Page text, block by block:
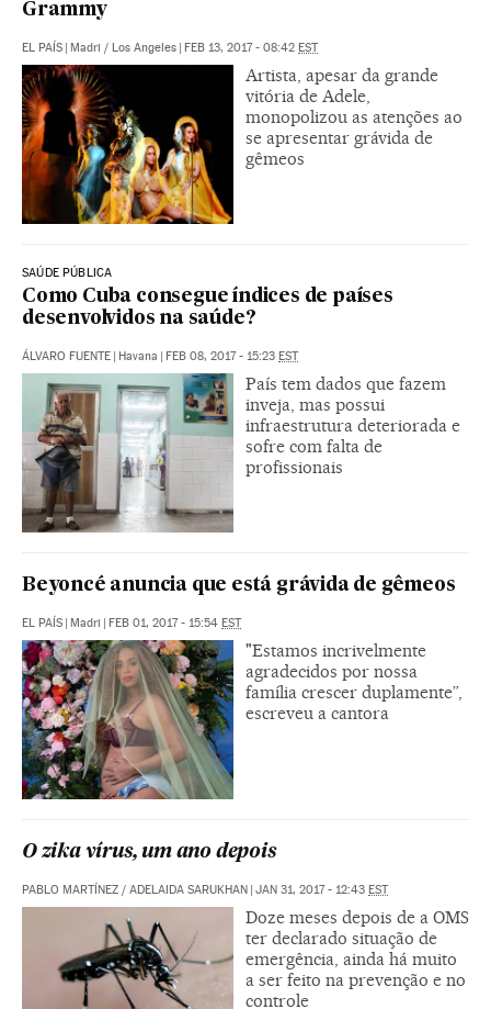
Grammy
EL PAÍS Madri / Los Angeles FEB 13, 2017 - 08:42 EST
Artista, apesar da grande
vitória de Adele,
monopolizou as atenções ao
se apresentar grávida de
gêmeos
SAÚDE PÚBLICA
Como Cuba consegue índices de países
desenvolvidos na saúde?
ÁLVARO FUENTE Havana FEB 08, 2017 - 15:23 EST
País tem dados que fazem
inveja, mas possui
infraestrutura deteriorada e
sofre com falta de
profissionais
Beyoncé anuncia que está grávida de gêmeos
EL PAÍS Madri FEB 01, 2017 - 15:54 EST
"Estamos incrivelmente
agradecidos por nossa
família crescer duplamente”,
escreveu a cantora
O zika vírus, um ano depois
PABLO MARTÍNEZ / ADELAIDA SARUKHAN JAN 31, 2017 - 12:43 EST
Doze meses depois de a OMS
ter declarado situação de
emergência, ainda há muito
a ser feito na prevenção e no
controle